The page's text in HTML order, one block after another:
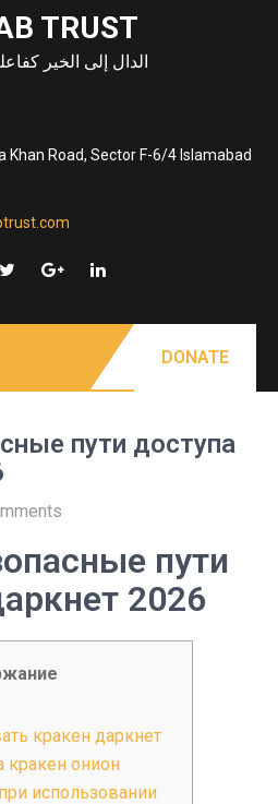
TRUST
الدال إلى الخير
Khan Road, Sector F-6/4 Islamabad
DONATE
пути доступа
пути
2026
кракен даркнет
онион
использовании